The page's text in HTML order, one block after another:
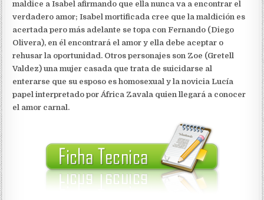
maldice a Isabel afirmando que ella nunca va a encontrar el
verdadero amor; Isabel mortificada cree que la maldición es
acertada pero más adelante se topa con Fernando (Diego
Olivera), en él encontrará el amor y ella debe aceptar o
rehusar la oportunidad. Otros personajes son Zoe (Gretell
Valdez) una mujer casada que trata de suicidarse al
enterarse que su esposo es homosexual y la novicia Lucía
papel interpretado por África Zavala quien llegará a conocer
el amor carnal.